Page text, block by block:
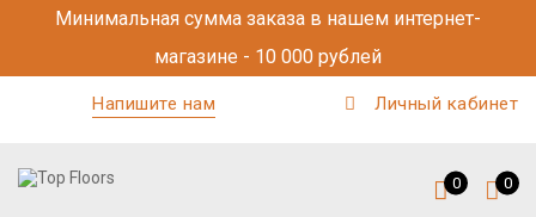
Минимальная сумма заказа в нашем интернет-
магазине - 10 000 рублей
Напишите нам Личный кабинет
0 0